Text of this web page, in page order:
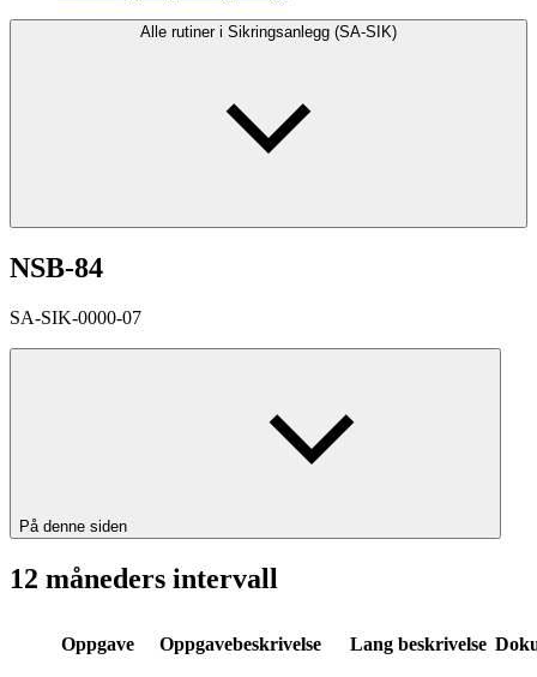
Alle rutiner i Sikringsanlegg (SA-SIK)
NSB-84
SA-SIK-0000-07
På denne siden
12 måneders intervall
Oppgave Oppgavebeskrivelse Lang beskrivelse